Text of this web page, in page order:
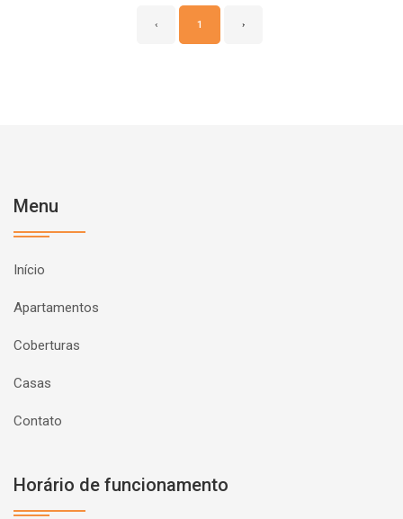
‹ 1 ›
Menu
Início
Apartamentos
Coberturas
Casas
Contato
Horário de funcionamento